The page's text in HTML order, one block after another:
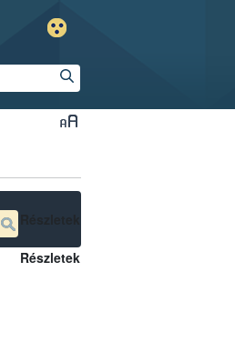
Részletek